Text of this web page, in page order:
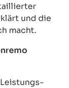
und die
macht.